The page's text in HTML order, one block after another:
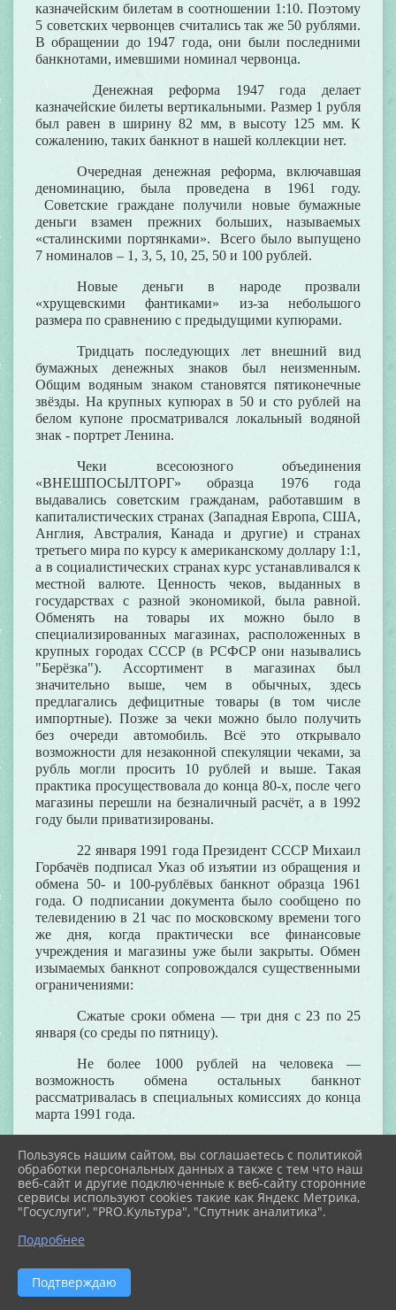
казначейским билетам в соотношении 1:10. Поэтому
5 советских червонцев считались так же 50 рублями.
В обращении до 1947 года, они были последними
банкнотами, имевшими номинал червонца.
Денежная реформа 1947 года делает
казначейские билеты вертикальными. Размер 1 рубля
был равен в ширину 82 мм, в высоту 125 мм. К
сожалению, таких банкнот в нашей коллекции нет.
Очередная денежная реформа, включавшая
деноминацию, была проведена в 1961 году.
Советские граждане получили новые бумажные
деньги взамен прежних больших, называемых
«сталинскими портянками». Всего было выпущено
7 номиналов – 1, 3, 5, 10, 25, 50 и 100 рублей.
Новые деньги в народе прозвали
«хрущевскими фантиками» из-за небольшого
размера по сравнению с предыдущими купюрами.
Тридцать последующих лет внешний вид
бумажных денежных знаков был неизменным.
Общим водяным знаком становятся пятиконечные
звёзды. На крупных купюрах в 50 и сто рублей на
белом купоне просматривался локальный водяной
знак - портрет Ленина.
Чеки всесоюзного объединения
«ВНЕШПОСЫЛТОРГ» образца 1976 года
выдавались советским гражданам, работавшим в
капиталистических странах (Западная Европа, США,
Англия, Австралия, Канада и другие) и странах
третьего мира по курсу к американскому доллару 1:1,
а в социалистических странах курс устанавливался к
местной валюте. Ценность чеков, выданных в
государствах с разной экономикой, была равной.
Обменять на товары их можно было в
специализированных магазинах, расположенных в
крупных городах СССР (в РСФСР они назывались
"Берёзка"). Ассортимент в магазинах был
значительно выше, чем в обычных, здесь
предлагались дефицитные товары (в том числе
импортные). Позже за чеки можно было получить
без очереди автомобиль. Всё это открывало
возможности для незаконной спекуляции чеками, за
рубль могли просить 10 рублей и выше. Такая
практика просуществовала до конца 80-х, после чего
магазины перешли на безналичный расчёт, а в 1992
году были приватизированы.
22 января 1991 годаПрезидент СССР Михаил
Горбачёв подписал Указ об изъятии из обращения и
обмена 50- и 100-рублёвых банкнот образца 1961
года. О подписании документа было сообщено по
телевидению в 21 час по московскому времени того
же дня, когда практически все финансовые
учреждения и магазины уже были закрыты. Обмен
изымаемых банкнот сопровождался существенными
ограничениями:
Сжатые сроки обмена — три дня с 23 по 25
января (со среды по пятницу).
Не более 1000 рублей на человека —
возможность обмена остальных банкнот
рассматривалась в специальных комиссиях до конца
марта 1991 года.
был помочь в борьбе соспекуляцией,нетрудовыми
доходами,фальшивомонетничеством,контрабандойи
но на практике главным последствием реформы
стала утрата доверия населения к действиям
общего дизайна отправляет в прошлое казначейские
билеты. Исчезают и национальные наименования
Пользуясь нашим сайтом, вы соглашаетесь с политикой
обработки персональных данных а также с тем что наш
веб-сайт и другие подключенные к веб-сайту сторонние
сервисы используют cookies такие как Яндекс Метрика,
"Госуслуги", "PRO.Культура", "Спутник аналитика".
Подробнее
Подтверждаю